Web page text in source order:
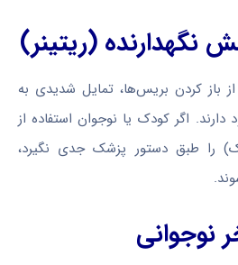
(ریتینر)
باز کردن بریس‌ها، تمایل شدیدی به
اگر کودک یا نوجوان استفاده از
را طبق دستور پزشک جدی نگیرد،
نوجوانی